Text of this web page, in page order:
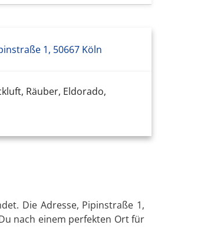
1, 50667 Köln
Räuber, Eldorado,
Die Adresse, Pipinstraße 1,
nach einem perfekten Ort für